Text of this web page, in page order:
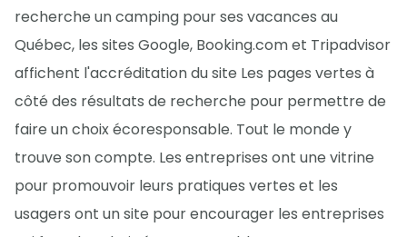
recherche un camping pour ses vacances au
Québec, les sites Google, Booking.com et Tripadvisor
affichent l'accréditation du site Les pages vertes à
côté des résultats de recherche pour permettre de
faire un choix écoresponsable. Tout le monde y
trouve son compte. Les entreprises ont une vitrine
pour promouvoir leurs pratiques vertes et les
usagers ont un site pour encourager les entreprises